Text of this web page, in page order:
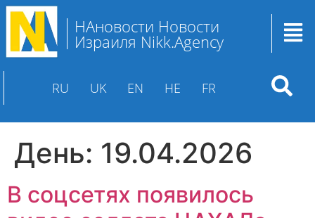
НАновости Новости
Израиля Nikk.Agency
RU UK EN HE FR
День: 19.04.2026
В соцсетях появилось